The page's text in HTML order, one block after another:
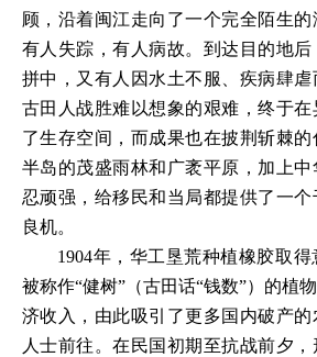
顾，沿着闽江走向了一个完全陌生的
有人失踪，有人病故。到达目的地
拼中，又有人因水土不服、疾病肆
古田人战胜难以想象的艰难，终于
了生存空间，而成果也在披荆斩棘
半岛的茂盛雨林和广袤平原，加上
忍顽强，给移民和当局都提供了一
良机。
1904年，华工垦荒种植橡胶取
被称作“健树”（古田话“钱数”）的植
济收入，由此吸引了更多国内破产
人士前往。在民国初期至抗战前夕